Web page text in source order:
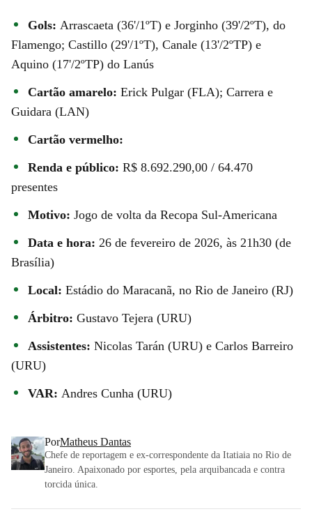
Gols: Arrascaeta (36'/1ºT) e Jorginho (39'/2ºT), do
Flamengo; Castillo (29'/1ºT), Canale (13'/2ºTP) e
Aquino (17'/2ºTP) do Lanús
Cartão amarelo: Erick Pulgar (FLA); Carrera e
Guidara (LAN)
Cartão vermelho:
Renda e público: R$ 8.692.290,00 / 64.470
presentes
Motivo: Jogo de volta da Recopa Sul-Americana
Data e hora: 26 de fevereiro de 2026, às 21h30 (de
Brasília)
Local: Estádio do Maracanã, no Rio de Janeiro (RJ)
Árbitro: Gustavo Tejera (URU)
Assistentes: Nicolas Tarán (URU) e Carlos Barreiro
(URU)
VAR: Andres Cunha (URU)
PorMatheus Dantas
Chefe de reportagem e ex-correspondente da Itatiaia no Rio de
Janeiro. Apaixonado por esportes, pela arquibancada e contra
torcida única.